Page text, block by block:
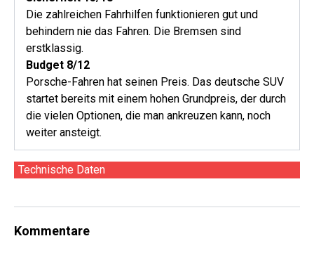
Die zahlreichen Fahrhilfen funktionieren gut und
behindern nie das Fahren. Die Bremsen sind
erstklassig.
Budget 8/12
Porsche-Fahren hat seinen Preis. Das deutsche SUV
startet bereits mit ­einem ­hohen Grundpreis, der durch
die vielen Optionen, die man ankreuzen kann, noch
weiter ansteigt.
Technische Daten
Kommentare